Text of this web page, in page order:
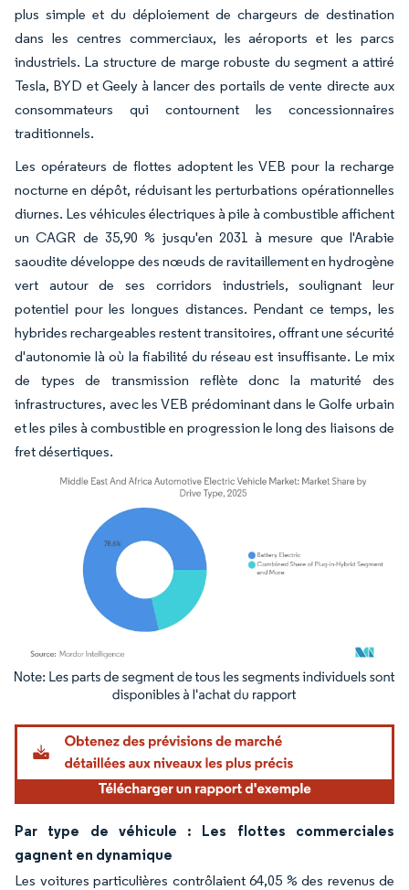
plus simple et du déploiement de chargeurs de destination
dans les centres commerciaux, les aéroports et les parcs
industriels. La structure de marge robuste du segment a attiré
Tesla, BYD et Geely à lancer des portails de vente directe aux
consommateurs qui contournent les concessionnaires
traditionnels.
Les opérateurs de flottes adoptent les VEB pour la recharge
nocturne en dépôt, réduisant les perturbations opérationnelles
diurnes. Les véhicules électriques à pile à combustible affichent
un CAGR de 35,90 % jusqu'en 2031 à mesure que l'Arabie
saoudite développe des nœuds de ravitaillement en hydrogène
vert autour de ses corridors industriels, soulignant leur
potentiel pour les longues distances. Pendant ce temps, les
hybrides rechargeables restent transitoires, offrant une sécurité
d'autonomie là où la fiabilité du réseau est insuffisante. Le mix
de types de transmission reflète donc la maturité des
infrastructures, avec les VEB prédominant dans le Golfe urbain
et les piles à combustible en progression le long des liaisons de
fret désertiques.
Image © Mordor Intelligence. La réutilisation nécessite une attribution sous CC BY
Par type de véhicule : Les flottes commerciales
gagnent en dynamique
Les voitures particulières contrôlaient 64,05 % des revenus de